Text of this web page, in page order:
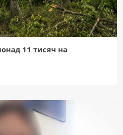
11 тисяч на